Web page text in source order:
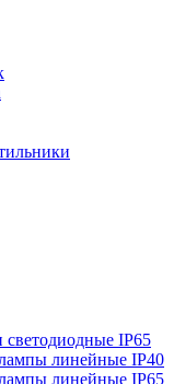
IP65
линейные IP40
линейные IP65